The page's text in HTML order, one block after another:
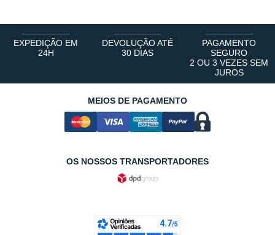
EXPEDIÇÃO EM
24H
DEVOLUÇÃO ATÉ
30 DIAS
PAGAMENTO
SEGURO
2 OU 3 VEZES SEM
JUROS
MEIOS DE PAGAMENTO
OS NOSSOS TRANSPORTADORES